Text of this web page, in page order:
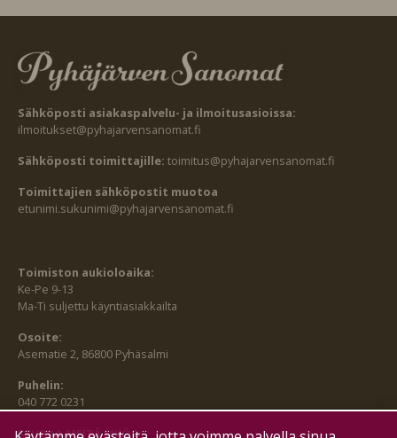
Sähköposti asiakaspalvelu- ja ilmoitusasioissa:
ilmoitukset@pyhajarvensanomat.fi
Sähköposti toimittajille: toimitus@pyhajarvensanomat.fi
Toimittajien sähköpostit muotoa
etunimi.sukunimi@pyhajarvensanomat.fi
Toimiston aukioloaika:
Ke-Pe 9-13
Ma-Ti suljettu käyntiasiakkailta
Osoite:
Asematie 2, 86800 Pyhäsalmi
Puhelin:
040 772 0231
SEURAA MEITÄ MYÖS: